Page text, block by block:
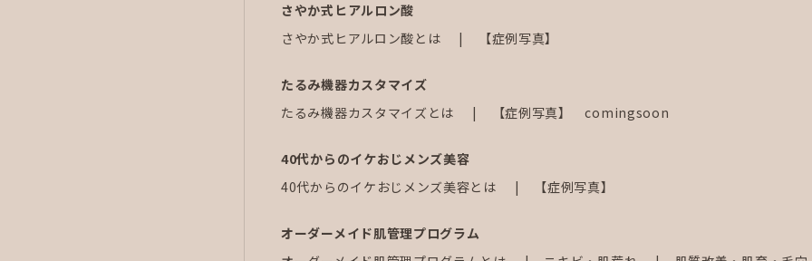
さやか式ヒアルロン酸
さやか式ヒアルロン酸とは
【症例写真】
たるみ機器カスタマイズ
たるみ機器カスタマイズとは
【症例写真】 comingsoon
40代からのイケおじメンズ美容
40代からのイケおじメンズ美容とは
【症例写真】
オーダーメイド肌管理プログラム